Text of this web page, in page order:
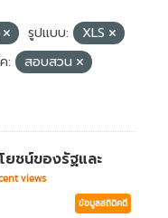
รูปแบบ:
XLS
: สอบสวน
ยชน์ของรัฐและ
views
ข้อมูลสถิติคดี